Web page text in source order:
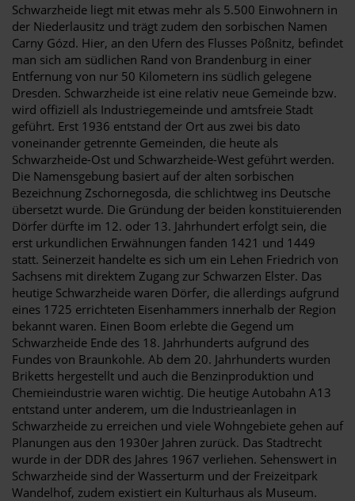
Schwarzheide liegt mit etwas mehr als 5.500 Einwohnern in
der Niederlausitz und trägt zudem den sorbischen Namen
Carny Gózd. Hier, an den Ufern des Flusses Pößnitz, befindet
man sich am südlichen Rand von Brandenburg in einer
Entfernung von nur 50 Kilometern ins südlich gelegene
Dresden. Schwarzheide ist eine relativ neue Gemeinde bzw.
wird offiziell als Industriegemeinde und amtsfreie Stadt
geführt. Erst 1936 entstand der Ort aus zwei bis dato
voneinander getrennte Gemeinden, die heute als
Schwarzheide-Ost und Schwarzheide-West geführt werden.
Die Namensgebung basiert auf der alten sorbischen
Bezeichnung Zschornegosda, die schlichtweg ins Deutsche
übersetzt wurde. Die Gründung der beiden konstituierenden
Dörfer dürfte im 12. oder 13. Jahrhundert erfolgt sein, die
erst urkundlichen Erwähnungen fanden 1421 und 1449
statt. Seinerzeit handelte es sich um ein Lehen Friedrich von
Sachsens mit direktem Zugang zur Schwarzen Elster. Das
heutige Schwarzheide waren Dörfer, die allerdings aufgrund
eines 1725 errichteten Eisenhammers innerhalb der Region
bekannt waren. Einen Boom erlebte die Gegend um
Schwarzheide Ende des 18. Jahrhunderts aufgrund des
Fundes von Braunkohle. Ab dem 20. Jahrhunderts wurden
Briketts hergestellt und auch die Benzinproduktion und
Chemieindustrie waren wichtig. Die heutige Autobahn A13
entstand unter anderem, um die Industrieanlagen in
Schwarzheide zu erreichen und viele Wohngebiete gehen auf
Planungen aus den 1930er Jahren zurück. Das Stadtrecht
wurde in der DDR des Jahres 1967 verliehen. Sehenswert in
Schwarzheide sind der Wasserturm und der Freizeitpark
Wandelhof, zudem existiert ein Kulturhaus als Museum.